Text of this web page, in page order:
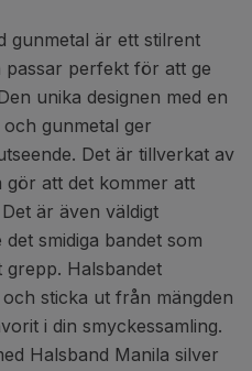
gunmetal är ett stilrent
perfekt för att ge
unika designen med en
gunmetal ger
Det är tillverkat av
gör att det kommer att
är även väldigt
smidiga bandet som
Halsbandet
sticka ut från mängden
i din smyckessamling.
Halsband Manila silver